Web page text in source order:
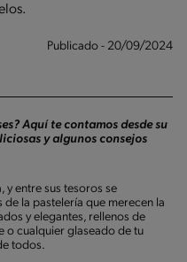
Publicado - 20/09/2024
Aquí te contamos desde su
y algunos consejos
y entre sus tesoros se
la pastelería que merecen la
y elegantes, rellenos de
o cualquier glaseado de tu
todos.